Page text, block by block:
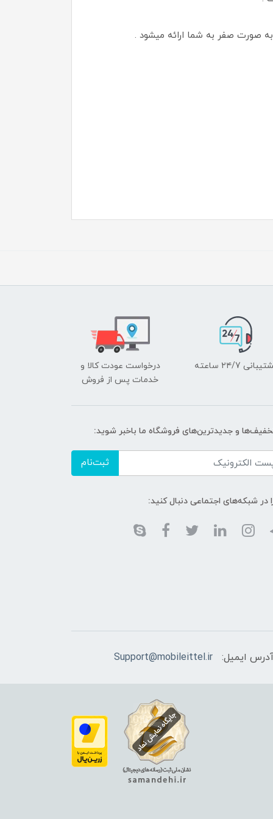
صورت صفر به شما ارائه میشود .
۲۴/7 ساعته
درخواست عودت کالا و
خدمات پس از فروش
و جدیدترین‌های فروشگاه ما باخبر شوید:
ثبت‌نام
در شبکه‌های اجتماعی دنبال کنید:
ایمیل: Support@mobileittel.ir